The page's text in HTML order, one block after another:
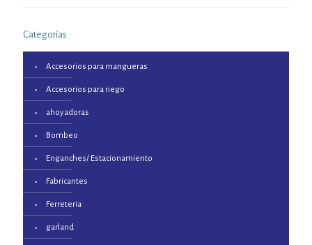
Categorías
Accesorios para mangueras
Accesorios para riego
ahoyadoras
Bombeo
Enganches/ Estacionamiento
Fabricantes
Ferreteria
garland